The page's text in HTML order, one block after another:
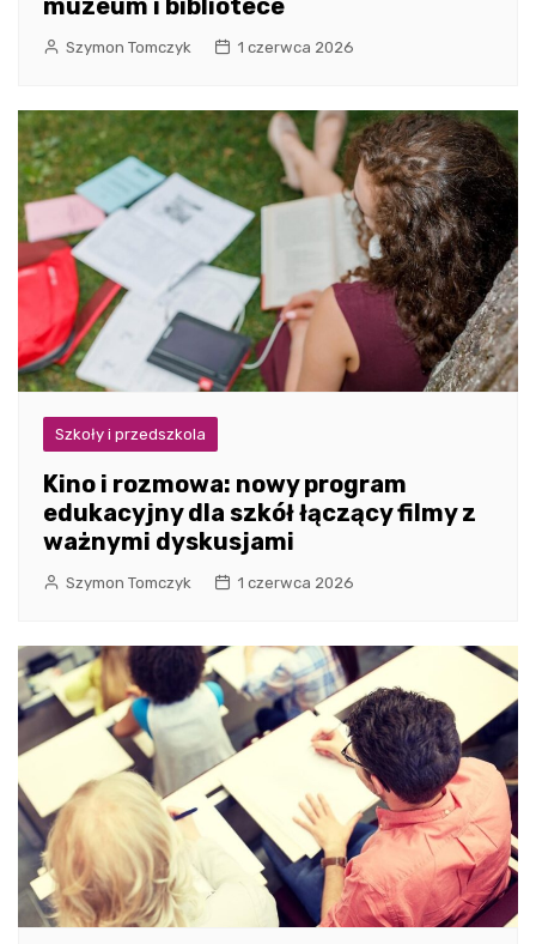
Szymon Tomczyk 1 czerwca 2026
Szkoły i przedszkola
Kino i rozmowa: nowy program
edukacyjny dla szkół łączący filmy z
ważnymi dyskusjami
Szymon Tomczyk 1 czerwca 2026